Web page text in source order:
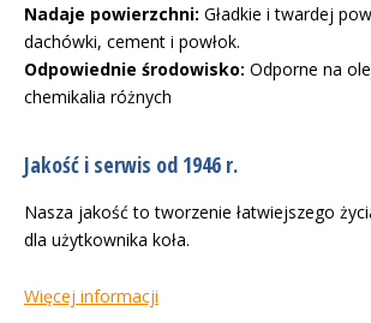
Nadaje powierzchni: Gładkie i twardej
dachówki, cement i powłok.
Odpowiednie środowisko: Odporne na
chemikalia różnych
Jakość i serwis od 1946 r.
Nasza jakość to tworzenie łatwiejszego
dla użytkownika koła.
Więcej informacji